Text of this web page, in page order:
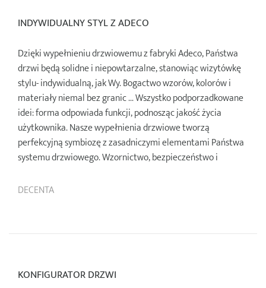
INDYWIDUALNY STYL Z ADECO
Dzięki wypełnieniu drzwiowemu z fabryki Adeco, Państwa
drzwi będą solidne i niepowtarzalne, stanowiąc wizytówkę
stylu- indywidualną, jak Wy. Bogactwo wzorów, kolorów i
materiały niemal bez granic ... Wszystko podporzadkowane
idei: forma odpowiada funkcji, podnosząc jakość życia
użytkownika. Nasze wypełnienia drzwiowe tworzą
perfekcyjną symbiozę z zasadniczymi elementami Państwa
systemu drzwiowego. Wzornictwo, bezpieczeństwo i
wydaniu. Z przyjemnością rekomendujemy Państwu nowe
DECENTA
KONFIGURATOR DRZWI